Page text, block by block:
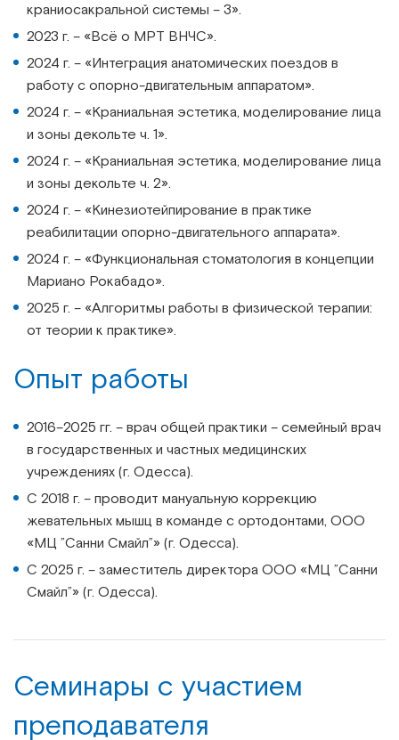
краниосакральной системы – 3».
2023 г. – «Всё о МРТ ВНЧС».
2024 г. – «Интеграция анатомических поездов в
работу с опорно-двигательным аппаратом».
2024 г. – «Краниальная эстетика, моделирование лица
и зоны декольте ч. 1».
2024 г. – «Краниальная эстетика, моделирование лица
и зоны декольте ч. 2».
2024 г. – «Кинезиотейпирование в практике
реабилитации опорно-двигательного аппарата».
2024 г. – «Функциональная стоматология в концепции
Мариано Рокабадо».
2025 г. – «Алгоритмы работы в физической терапии:
от теории к практике».
Опыт работы
2016–2025 гг. – врач общей практики – семейный врач
в государственных и частных медицинских
учреждениях (г. Одесса).
С 2018 г. – проводит мануальную коррекцию
жевательных мышц в команде с ортодонтами, ООО
«МЦ ”Санни Смайл”» (г. Одесса).
С 2025 г. – заместитель директора ООО «МЦ ”Санни
Смайл”» (г. Одесса).
Семинары c участием
преподавателя